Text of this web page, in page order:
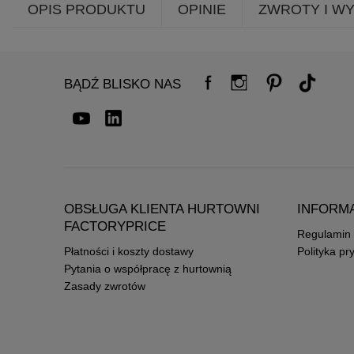
OPIS PRODUKTU OPINIE ZWROTY I
BĄDŹ BLISKO NAS
OBSŁUGA KLIENTA HURTOWNI
FACTORYPRICE
Płatności i koszty dostawy
Pytania o współpracę z hurtownią
Zasady zwrotów
Regulamin
Polityka